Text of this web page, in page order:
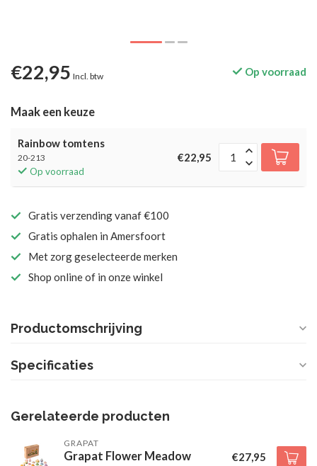
€22,95 Incl. btw Op voorraad
Maak een keuze
Rainbow tomtens
20-213
Op voorraad
€22,95
Gratis verzending vanaf €100
Gratis ophalen in Amersfoort
Met zorg geselecteerde merken
Shop online of in onze winkel
Productomschrijving
Specificaties
Gerelateerde producten
GRAPAT
Grapat Flower Meadow €27,95